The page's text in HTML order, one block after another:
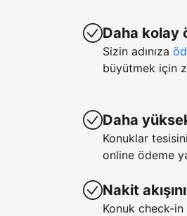
Daha kolay
Sizin adınıza
büyütmek için
Daha
Konuklar
online ödeme
Nakit
Konuk check-in